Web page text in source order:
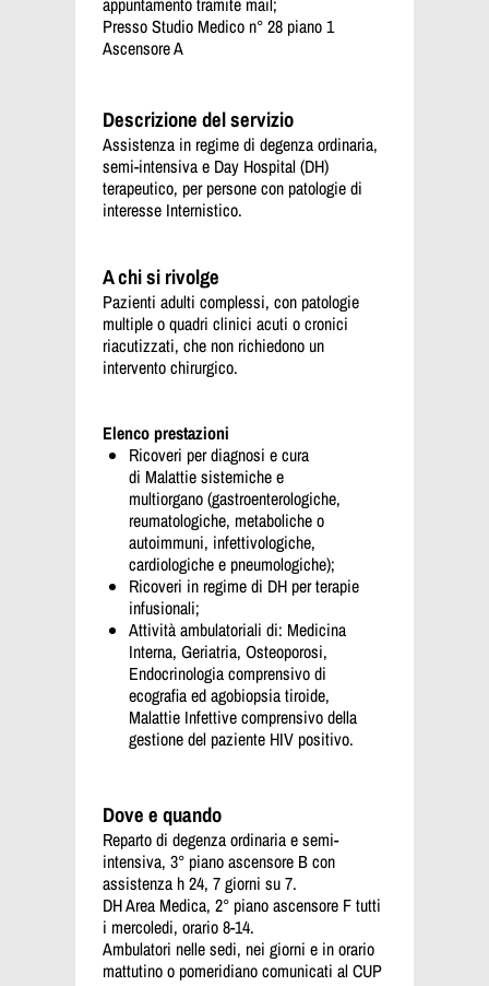
Presso Studio Medico n° 28 piano 1
Ascensore A
Descrizione del servizio
Assistenza in regime di degenza ordinaria,
semi-intensiva e Day Hospital (DH)
terapeutico, per persone con patologie di
interesse Internistico.
A chi si rivolge
Pazienti adulti complessi, con patologie
multipleoquadri clinici acuti o cronici
riacutizzati, che non richiedono un
intervento chirurgico.
Elenco prestazioni
Ricoveri per diagnosi e cura
di Malattie sistemiche e
multiorgano(gastroenterologiche,
reumatologiche, metaboliche o
autoimmuni, infettivologiche,
cardiologiche e pneumologiche);
Ricoveri in regime di DH per terapie
infusionali;
Attività ambulatoriali di: Medicina
Interna, Geriatria, Osteoporosi,
Endocrinologia comprensivo di
ecografia ed agobiopsia tiroide,
Malattie Infettive comprensivo della
gestione del paziente HIV positivo.
Dove e quando
Reparto di degenza ordinaria e semi-
intensiva, 3° piano ascensore B con
assistenza h 24, 7 giorni su 7.
DH Area Medica, 2° piano ascensore F tutti
i mercoledi, orario 8-14.
Ambulatori nelle sedi, nei giorni e in orario
mattutino o pomeridiano comunicati al CUP